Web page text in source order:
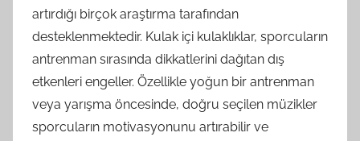
artırdığı birçok araştırma tarafından
desteklenmektedir. Kulak içi kulaklıklar, sporcuların
antrenman sırasında dikkatlerini dağıtan dış
etkenleri engeller. Özellikle yoğun bir antrenman
veya yarışma öncesinde, doğru seçilen müzikler
sporcuların motivasyonunu artırabilir ve